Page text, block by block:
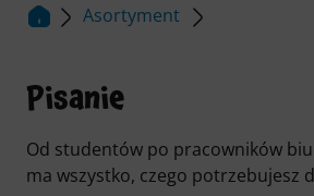
Asortyment
Pisanie
Od studentów po pracowników
ma wszystko, czego potrzebujesz